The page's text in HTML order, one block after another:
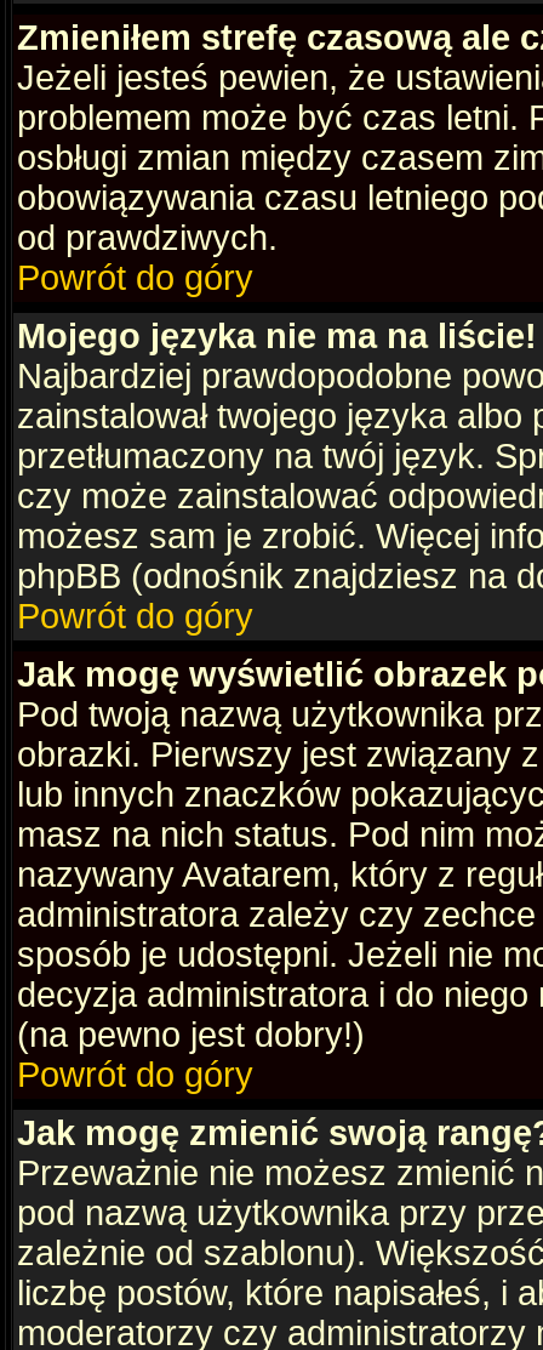
Zmieniłem strefę czasową ale
Jeżeli jesteś pewien, że
problemem może być czas letni.
osbługi zmian między czasem
obowiązywania czasu letniego
od prawdziwych.
Powrót do góry
Mojego języka nie ma na liście!
Najbardziej prawdopodobne
zainstalował twojego języka albo
przetłumaczony na twój język.
czy może zainstalować
możesz sam je zrobić. Więcej
phpBB (odnośnik znajdziesz na
Powrót do góry
Jak mogę wyświetlić obrazek
Pod twoją nazwą użytkownika
obrazki. Pierwszy jest związany
lub innych znaczków
masz na nich status. Pod nim
nazywany Avatarem, który z
administratora zależy czy
sposób je udostępni. Jeżeli nie
decyzja administratora i do
(na pewno jest dobry!)
Powrót do góry
Jak mogę zmienić swoją
Przeważnie nie możesz zmienić
pod nazwą użytkownika przy
zależnie od szablonu).
liczbę postów, które napisałeś, i
moderatorzy czy